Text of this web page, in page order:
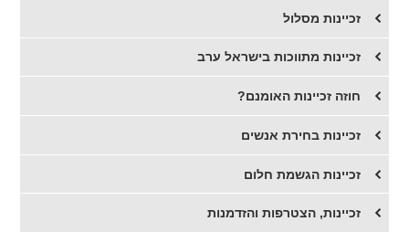
זכיינות מסלול
זכיינות מתווכות בישראל ערב
חוזה זכיינות האומנם?
זכיינות בחירת אנשים
זכיינות הגשמת חלום
זכיינות, הצטרפות והזדמנות